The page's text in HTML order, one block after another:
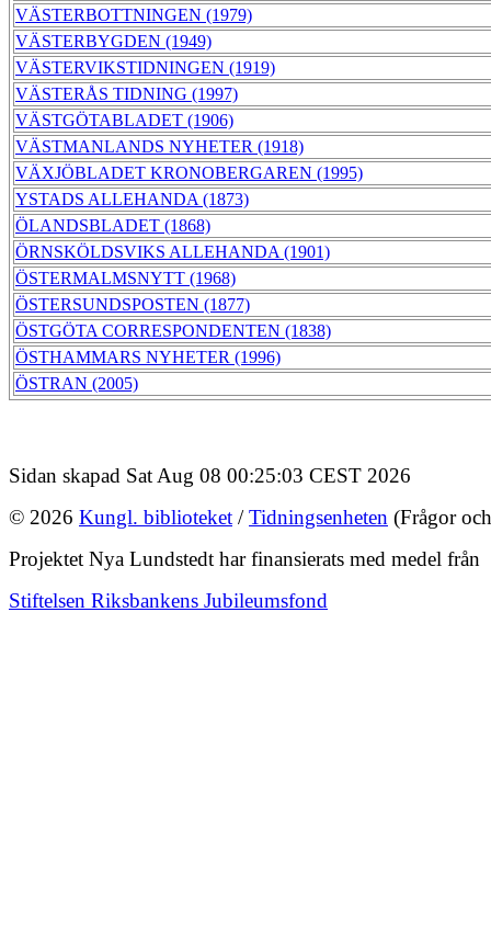
VÄSTERBOTTNINGEN (1979)
VÄSTERBYGDEN (1949)
VÄSTERVIKSTIDNINGEN (1919)
VÄSTERÅS TIDNING (1997)
VÄSTGÖTABLADET (1906)
VÄSTMANLANDS NYHETER (1918)
VÄXJÖBLADET KRONOBERGAREN (1995)
YSTADS ALLEHANDA (1873)
ÖLANDSBLADET (1868)
ÖRNSKÖLDSVIKS ALLEHANDA (1901)
ÖSTERMALMSNYTT (1968)
ÖSTERSUNDSPOSTEN (1877)
ÖSTGÖTA CORRESPONDENTEN (1838)
ÖSTHAMMARS NYHETER (1996)
ÖSTRAN (2005)
Sidan skapad Sat Aug 08 00:25:03 CEST 2026
© 2026 Kungl. biblioteket /Tidningsenheten (Frågor
Projektet Nya Lundstedt har finansierats med medel från
Stiftelsen Riksbankens Jubileumsfond